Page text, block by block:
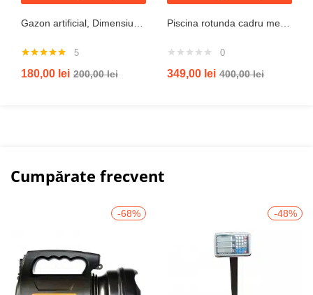
5.00din 5
5
180,00 lei 200,00lei
0
349,00 lei 400,00lei
Cumpărate frecvent
-68% -48%